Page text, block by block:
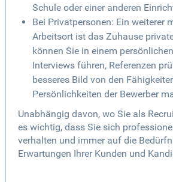
Schule oder einer anderen
Bei Privatpersonen: Ein weiterer
Arbeitsort ist das Zuhause
können Sie in einem
Interviews führen, Referenzen
besseres Bild von den
Persönlichkeiten der Bewerber
Unabhängig davon, wo Sie als
es wichtig, dass Sie sich
verhalten und immer auf die
Erwartungen Ihrer Kunden und